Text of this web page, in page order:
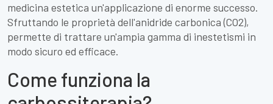
medicina estetica un'applicazione di enorme successo.
Sfruttando le proprietà dell'anidride carbonica (CO2),
permette di trattare un'ampia gamma di inestetismi in
modo sicuro ed efficace.
Come funziona la